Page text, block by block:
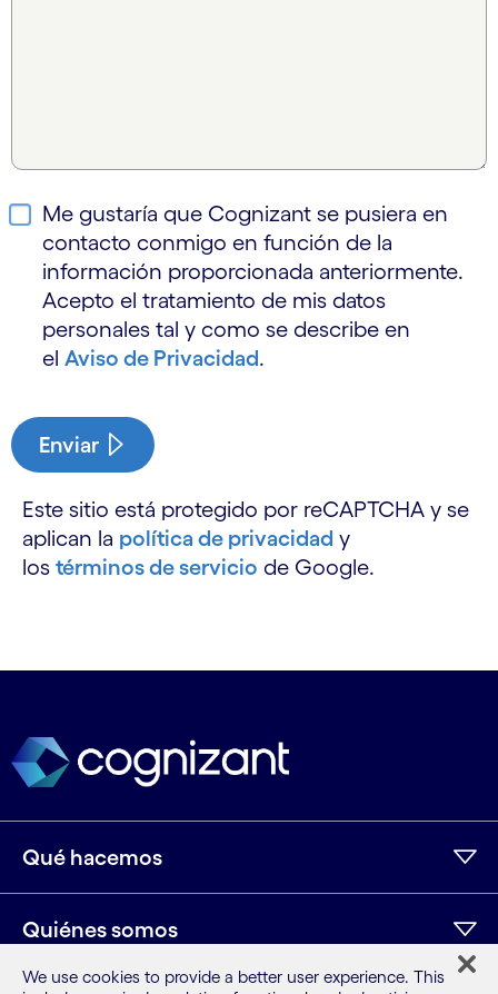
Me gustaría que Cognizant se pusiera en
contacto conmigo en función de la
información proporcionada anteriormente.
Acepto el tratamiento de mis datos
personales tal y como se describe en
el Aviso de Privacidad.
Enviar
Este sitio está protegido por reCAPTCHA y se
aplican la política de privacidad y
los términos de servicio de Google.
Qué hacemos
Quiénes somos
We use cookies to provide a better user experience. This